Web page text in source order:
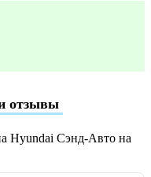
отзывы
Hyundai Сэнд-Авто на